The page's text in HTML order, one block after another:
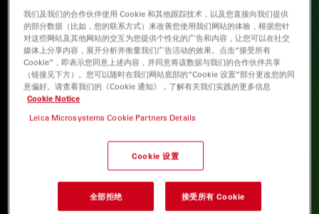
我们及我们的合作伙伴使用 Cookie 和其他跟踪技术，以及您直接向我们提供
的部分数据（比如，您的联系方式）来改善您使用我们网站的体验，根据您针
对这些网站及其他网站的交互为您提供个性化的广告和内容，让您可以在社交
媒体上分享内容，展开分析并衡量我们广告活动的效果。点击“接受所有
Cookie”，即表示您同意上述内容，并同意将该数据与我们的合作伙伴共享
（链接见下方）。您可以随时在我们网站底部的“Cookie 设置”部分更改您的同
意偏好。请查看我们的《Cookie 通知》，了解有关我们实践的更多信息
Cookie Notice
Leica Microsystems Cookie Partners Details
Cookie 设置
全部拒绝 接受所有 Cookie